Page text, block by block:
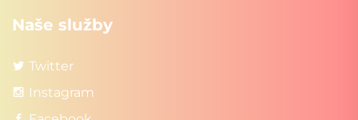
Naše služby
Twitter
Instagram